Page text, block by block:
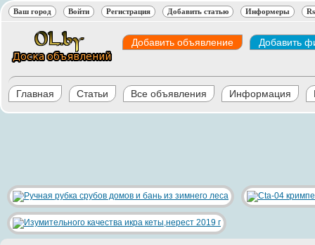
Ваш город Войти Регистрация Добавить статью Информеры
Добавить объявление Добавить
Главная Статьи Все объявления Информация